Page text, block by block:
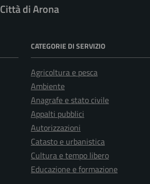
Città di Arona
CATEGORIE DI SERVIZIO
Agricoltura e pesca
Ambiente
Anagrafe e stato civile
Appalti pubblici
Autorizzazioni
Catasto e urbanistica
Cultura e tempo libero
Educazione e formazione